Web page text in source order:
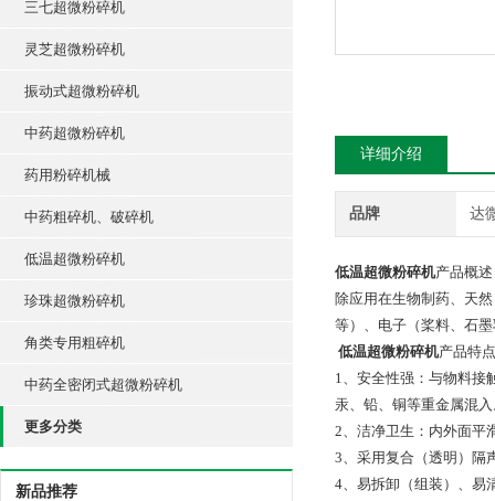
三七超微粉碎机
灵芝超微粉碎机
振动式超微粉碎机
中药超微粉碎机
药用粉碎机械
中药粗碎机、破碎机
低温超微粉碎机
珍珠超微粉碎机
角类专用粗碎机
中药全密闭式超微粉碎机
更多分类
新品推荐
详细介绍
品牌 达
低温超微粉碎机产品概述
除应用在生物制药、天
等）、电子（桨料、石
低温超微粉碎机产品特点
1、安全性强：与物料接
汞、铅、铜等重金属混
2、洁净卫生：内外面平
3、采用复合（透明）隔
4、易拆卸（组装）、易